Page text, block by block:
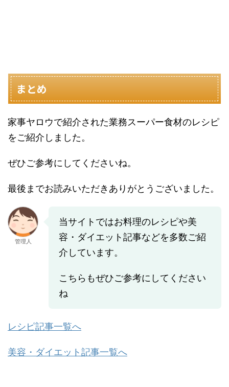
まとめ
家事ヤロウで紹介された業務スーパー食材のレシピ
をご紹介しました。
ぜひご参考にしてくださいね。
最後までお読みいただきありがとうございました。
管理人
当サイトではお料理のレシピや美
容・ダイエット記事などを多数ご紹
介しています。
こちらもぜひご参考にしてください
ね
レシピ記事一覧へ
美容・ダイエット記事一覧へ